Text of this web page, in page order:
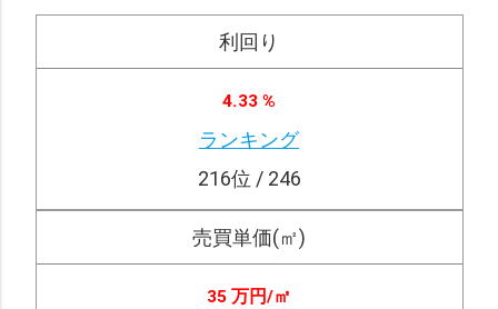
利回り
4.33 %
ランキング
216位 / 246
売買単価(㎡)
35 万円/㎡